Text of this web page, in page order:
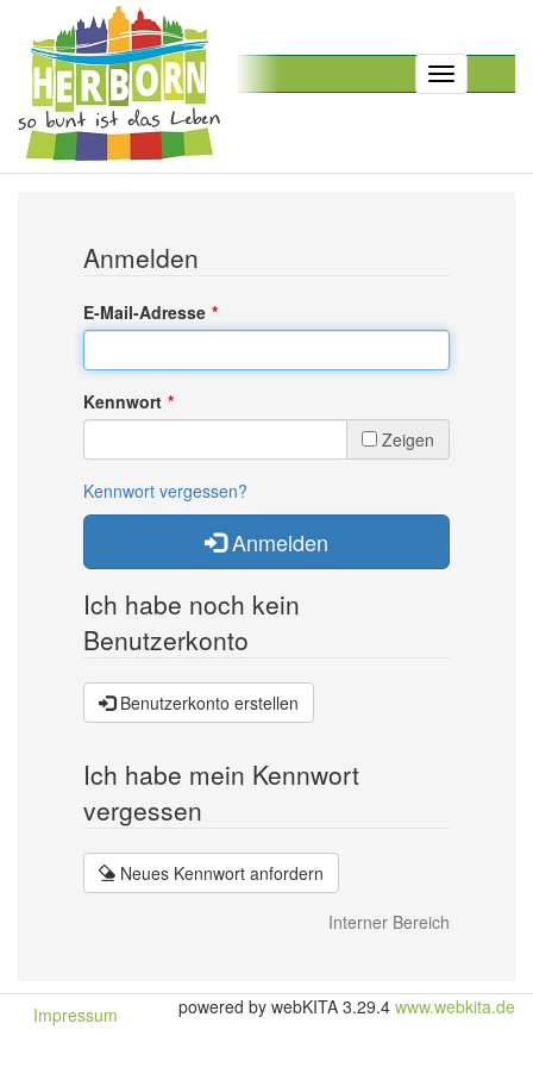
Toggle
navigation
Anmelden
E-Mail-Adresse
Kennwort
Zeigen
Kennwort vergessen?
Anmelden
Ich habe noch kein
Benutzerkonto
Benutzerkonto erstellen
Ich habe mein Kennwort
vergessen
Neues Kennwort anfordern
Interner Bereich
Impressum powered by webKITA 3.29.4 www.webkita.de